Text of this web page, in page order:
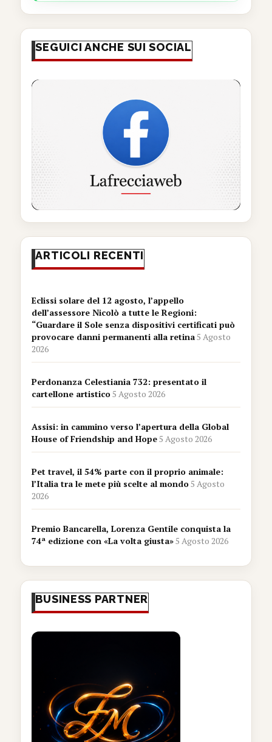
SEGUICI ANCHE SUI SOCIAL
ARTICOLI RECENTI
Eclissi solare del 12 agosto, l’appello
dell’assessore Nicolò a tutte le Regioni:
“Guardare il Sole senza dispositivi certificati può
provocare danni permanenti alla retina5 Agosto
2026
Perdonanza Celestiania 732: presentato il
cartellone artistico5 Agosto 2026
Assisi: in cammino verso l’apertura della Global
House of Friendship and Hope5 Agosto 2026
Pet travel, il 54% parte con il proprio animale:
l’Italia tra le mete più scelte al mondo5 Agosto
2026
Premio Bancarella, Lorenza Gentile conquista la
74ª edizione con «La volta giusta»5 Agosto 2026
BUSINESS PARTNER